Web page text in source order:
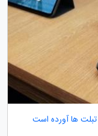
تبلت ها آورده است